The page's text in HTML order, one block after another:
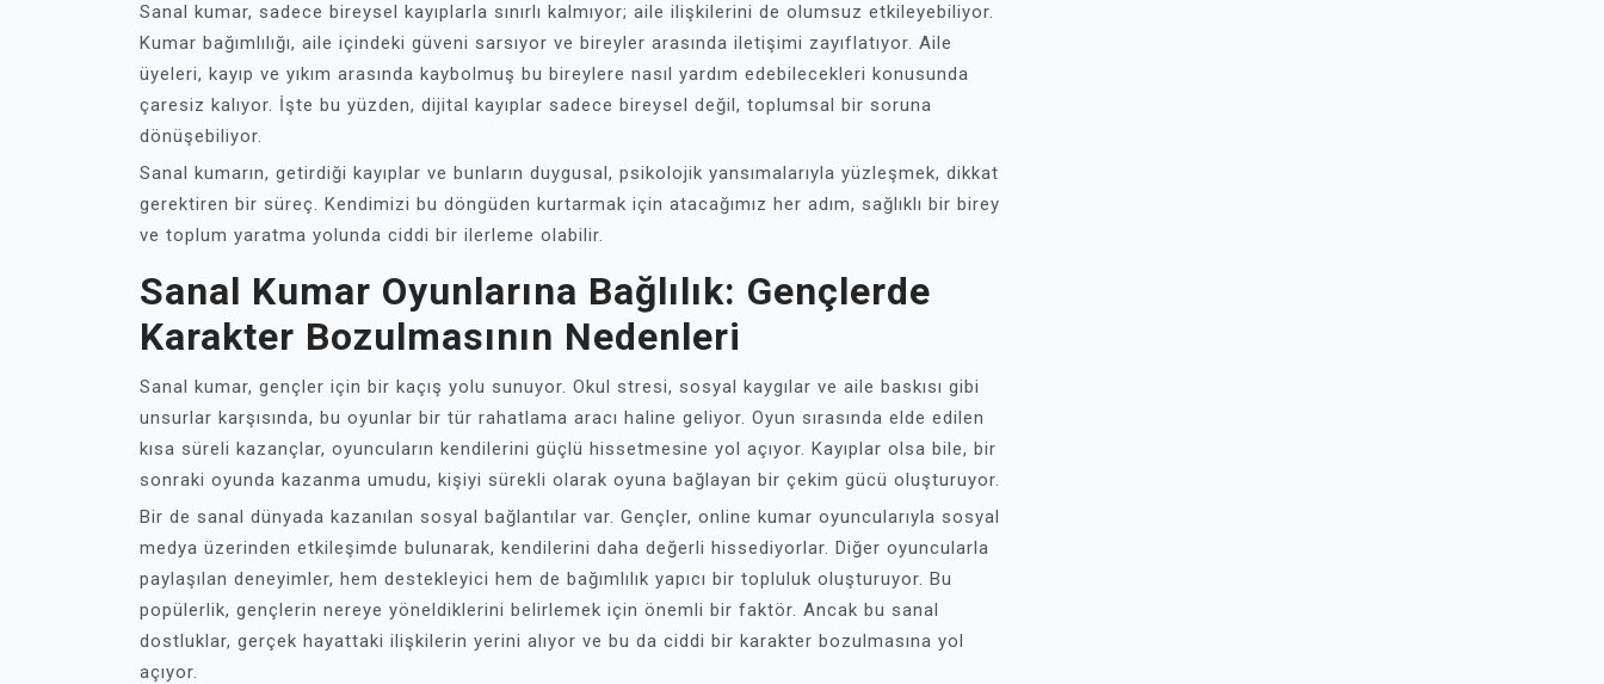
Sanal kumar, sadece bireysel kayıplarla sınırlı kalmıyor; aile ilişkilerini de olumsuz etkileyebiliyor.
Kumar bağımlılığı, aile içindeki güveni sarsıyor ve bireyler arasında iletişimi zayıflatıyor. Aile
üyeleri, kayıp ve yıkım arasında kaybolmuş bu bireylere nasıl yardım edebilecekleri konusunda
çaresiz kalıyor. İşte bu yüzden, dijital kayıplar sadece bireysel değil, toplumsal bir soruna
dönüşebiliyor.
Sanal kumarın, getirdiği kayıplar ve bunların duygusal, psikolojik yansımalarıyla yüzleşmek, dikkat
gerektiren bir süreç. Kendimizi bu döngüden kurtarmak için atacağımız her adım, sağlıklı bir birey
ve toplum yaratma yolunda ciddi bir ilerleme olabilir.
Sanal Kumar Oyunlarına Bağlılık: Gençlerde
Karakter Bozulmasının Nedenleri
Sanal kumar, gençler için bir kaçış yolu sunuyor. Okul stresi, sosyal kaygılar ve aile baskısı gibi
unsurlar karşısında, bu oyunlar bir tür rahatlama aracı haline geliyor. Oyun sırasında elde edilen
kısa süreli kazançlar, oyuncuların kendilerini güçlü hissetmesine yol açıyor. Kayıplar olsa bile, bir
sonraki oyunda kazanma umudu, kişiyi sürekli olarak oyuna bağlayan bir çekim gücü oluşturuyor.
Bir de sanal dünyada kazanılan sosyal bağlantılar var. Gençler, online kumar oyuncularıyla sosyal
medya üzerinden etkileşimde bulunarak, kendilerini daha değerli hissediyorlar. Diğer oyuncularla
paylaşılan deneyimler, hem destekleyici hem de bağımlılık yapıcı bir topluluk oluşturuyor. Bu
popülerlik, gençlerin nereye yöneldiklerini belirlemek için önemli bir faktör. Ancak bu sanal
dostluklar, gerçek hayattaki ilişkilerin yerini alıyor ve bu da ciddi bir karakter bozulmasına yol
açıyor.